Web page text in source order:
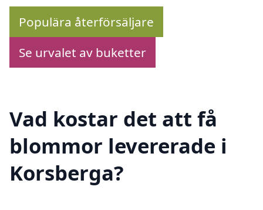
Populära återförsäljare
Se urvalet av buketter
Vad kostar det att få
blommor levererade i
Korsberga?